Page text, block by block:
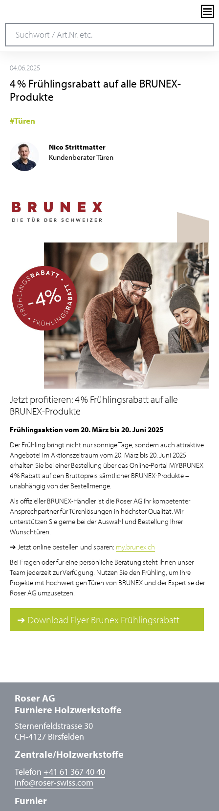
04.06.2025
4 % Frühlingsrabatt auf alle BRUNEX-
Produkte
#Türen
Nico Strittmatter
Kundenberater Türen
Jetzt profitieren: 4 % Frühlingsrabatt auf alle
BRUNEX-Produkte
Frühlingsaktion vom 20. März bis 20. Juni 2025
Der Frühling bringt nicht nur sonnige Tage, sondern auch attraktive
Angebote! Im Aktionszeitraum vom 20. März bis 20. Juni 2025
erhalten Sie bei einer Bestellung über das Online-Portal MYBRUNEX
4 % Rabatt auf den Bruttopreis sämtlicher BRUNEX-Produkte –
unabhängig von der Bestellmenge.
Als offizieller BRUNEX-Händler ist die Roser AG Ihr kompetenter
Ansprechpartner für Türenlösungen in höchster Qualität. Wir
unterstützen Sie gerne bei der Auswahl und Bestellung Ihrer
Wunschtüren.
➔ Jetzt online bestellen und sparen: my.brunex.ch
Bei Fragen oder für eine persönliche Beratung steht Ihnen unser
Team jederzeit zur Verfügung. Nutzen Sie den Frühling, um Ihre
Projekte mit hochwertigen Türen von BRUNEX und der Expertise der
Roser AG umzusetzen.
➔ Download Flyer Brunex Frühlingsrabatt
Roser AG
Furniere Holzwerkstoffe
Sternenfeldstrasse 30
CH-4127 Birsfelden
Zentrale/Holzwerkstoffe
Telefon +41 61 367 40 40
info@roser-swiss.com
Furnier